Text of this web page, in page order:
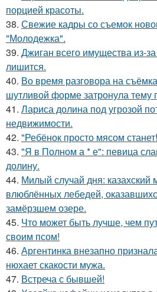
порцией красоты.
38. Свежие кадры со съемок
"Молодежка".
39. Джиган всего имущества из-
лишится.
40. Во время разговора на
шутливой форме затронула тему
41. Лариса долина под угрозой
недвижимости.
42. "Ребёнок просто мясом станет!
43. "Я в Полном а * е": певица
долину.
44. Милый случай дня: казахский
влюблённых лебедей,
замёрзшем озере.
45. Что может быть лучше, чем
своим псом!
46. Аргентинка внезапно
нюхает скакости мужа.
47. Встреча с бывшей!